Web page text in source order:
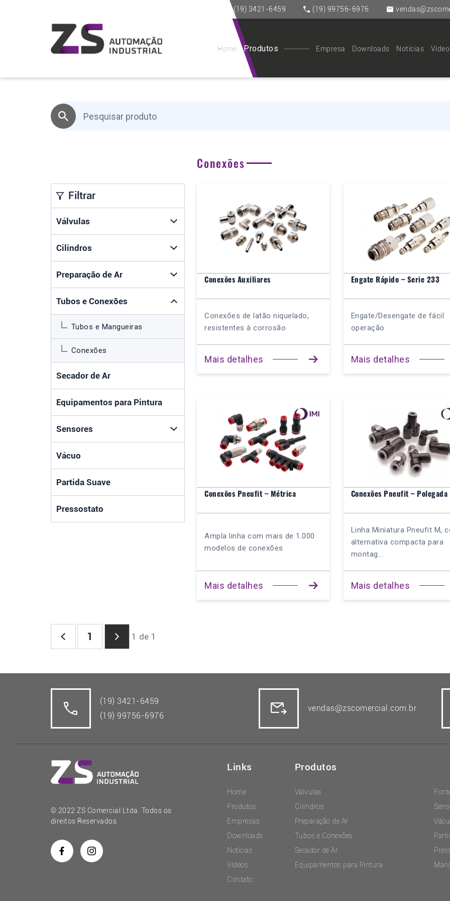
(19) 3421-6459 (19) 99756-6976
Home Produtos Empresa Downloads Notícias
Conexões
Filtrar
Válvulas
Cilindros
Preparação de Ar
Tubos e Conexões
Tubos e Mangueiras
Conexões
Secador de Ar
Equipamentos para Pintura
Sensores
Vácuo
Partida Suave
Pressostato
Conexões Auxiliares
Conexões de latão niquelado,
resistentes à corrosão
Mais detalhes
Engate Rápido – Serie 233
Engate/Desengate de fácil
operação
Mais detalhes
Conexões Pneufit – Métrica
Ampla linha com mais de 1.000
modelos de conexões
Mais detalhes
Conexões Pneufit – Polegada
Linha Miniatura Pneufit M,
alternativa compacta para
montag...
Mais detalhes
1 1 de 1
(19) 3421-6459
(19) 99756-6976
vendas@zscomercial.com.br
© 2022 ZS Comercial Ltda. Todos os
direitos Reservados
Links
Home
Produtos
Empresas
Downloads
Notícias
Vídeos
Contato
Produtos
Válvulas
Cilindros
Preparação de Ar
Tubos e Conexões
Secador de Ar
Equipamentos para Pintura